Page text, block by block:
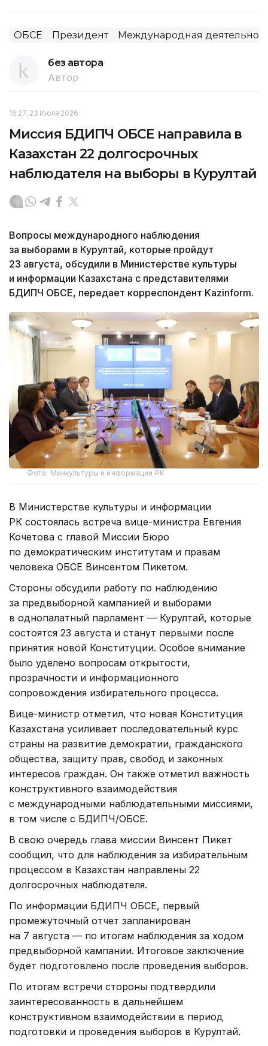
ОБСЕ Президент Международная
без автора
Автор
16:27, 23 Июля 2026
Миссия БДИПЧ ОБСЕ направила в
Казахстан 22 долгосрочных
наблюдателя на выборы в Курултай
Вопросы международного наблюдения
за выборами в Курултай, которые пройдут
23 августа, обсудили в Министерстве культуры
и информации Казахстана с представителями
БДИПЧ ОБСЕ, передает корреспондент Kazinform.
Фото: Минкультуры и информации РК
В Министерстве культуры и информации
РК состоялась встреча вице-министра Евгения
Кочетова с главой Миссии Бюро
по демократическим институтам и правам
человека ОБСЕ Винсентом Пикетом.
Стороны обсудили работу по наблюдению
за предвыборной кампанией и выборами
в однопалатный парламент — Курултай, которые
состоятся 23 августа и станут первыми после
принятия новой Конституции. Особое внимание
было уделено вопросам открытости,
прозрачности и информационного
сопровождения избирательного процесса.
Вице-министр отметил, что новая Конституция
Казахстана усиливает последовательный курс
страны на развитие демократии, гражданского
общества, защиту прав, свобод и законных
интересов граждан. Он также отметил важность
конструктивного взаимодействия
с международными наблюдательными миссиями,
в том числе с БДИПЧ/ОБСЕ.
В свою очередь глава миссии Винсент Пикет
сообщил, что для наблюдения за избирательным
процессом в Казахстан направлены 22
долгосрочных наблюдателя.
По информации БДИПЧ ОБСЕ, первый
промежуточный отчет запланирован
на 7 августа — по итогам наблюдения за ходом
предвыборной кампании. Итоговое заключение
будет подготовлено после проведения выборов.
По итогам встречи стороны подтвердили
заинтересованность в дальнейшем
конструктивном взаимодействии в период
подготовки и проведения выборов в Курултай.